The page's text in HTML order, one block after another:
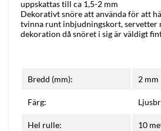
uppskattas till ca 1,5-2 mm
Dekorativt snöre att använda för att
tvinna runt inbjudningskort, servetter
dekoration då snöret i sig är väldigt
Bredd (mm): 2 mm
Färg:
Hel rulle: 10